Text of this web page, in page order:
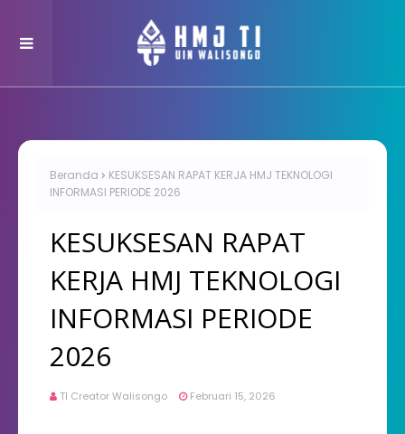
Beranda
KESUKSESAN RAPAT KERJA HMJ TEKNOLOGI
INFORMASI PERIODE 2026
KESUKSESAN RAPAT
KERJA HMJ TEKNOLOGI
INFORMASI PERIODE
2026
TI Creator Walisongo Februari 15, 2026